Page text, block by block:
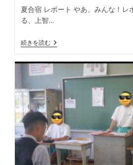
テ
ゴ
リ
夏合宿 レポート やあ、みんな！レ
る、上智…
続きを読む夏
合
を
開
し
ま
し
た